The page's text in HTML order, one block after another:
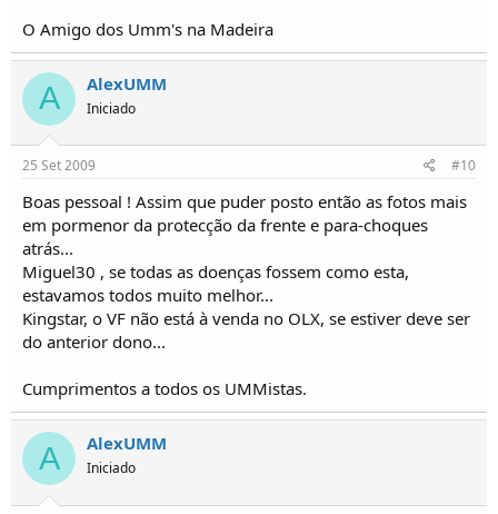
O Amigo dos Umm's na Madeira
A AlexUMM
Iniciado
25 Set 2009 #10
Boas pessoal ! Assim que puder posto então as fotos mais
em pormenor da protecção da frente e para-choques
atrás...
Miguel30 , se todas as doenças fossem como esta,
estavamos todos muito melhor...
Kingstar, o VF não está à venda no OLX, se estiver deve ser
do anterior dono...
Cumprimentos a todos os UMMistas.
A AlexUMM
Iniciado